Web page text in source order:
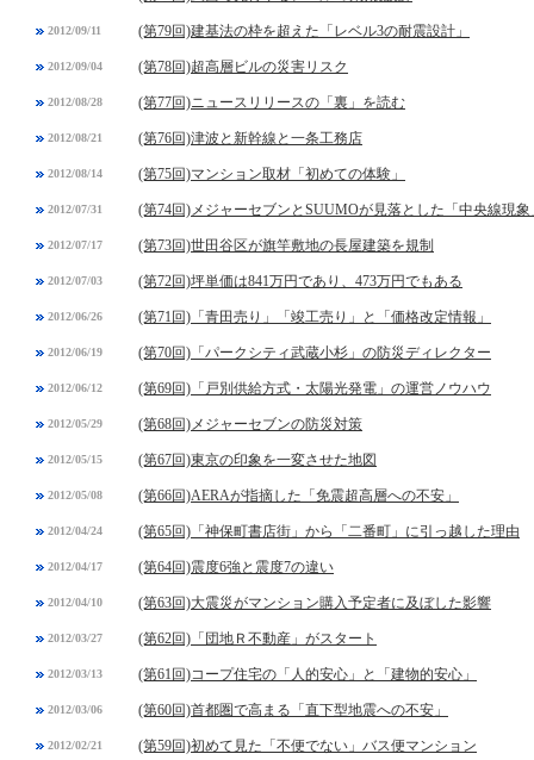
2012/09/11 (第79回)建基法の枠を超えた「レベル3の耐震設計」
2012/09/04 (第78回)超高層ビルの災害リスク
2012/08/28 (第77回)ニュースリリースの「裏」を読む
2012/08/21 (第76回)津波と新幹線と一条工務店
2012/08/14 (第75回)マンション取材「初めての体験」
2012/07/31 (第74回)メジャーセブンとSUUMOが見落とした「中央線現象
2012/07/17 (第73回)世田谷区が旗竿敷地の長屋建築を規制
2012/07/03 (第72回)坪単価は841万円であり、473万円でもある
2012/06/26 (第71回)「青田売り」「竣工売り」と「価格改定情報」
2012/06/19 (第70回)「パークシティ武蔵小杉」の防災ディレクター
2012/06/12 (第69回)「戸別供給方式・太陽光発電」の運営ノウハウ
2012/05/29 (第68回)メジャーセブンの防災対策
2012/05/15 (第67回)東京の印象を一変させた地図
2012/05/08 (第66回)AERAが指摘した「免震超高層への不安」
2012/04/24 (第65回)「神保町書店街」から「二番町」に引っ越した理由
2012/04/17 (第64回)震度6強と震度7の違い
2012/04/10 (第63回)大震災がマンション購入予定者に及ぼした影響
2012/03/27 (第62回)「団地Ｒ不動産」がスタート
2012/03/13 (第61回)コープ住宅の「人的安心」と「建物的安心」
2012/03/06 (第60回)首都圏で高まる「直下型地震への不安」
2012/02/21 (第59回)初めて見た「不便でない」バス便マンション